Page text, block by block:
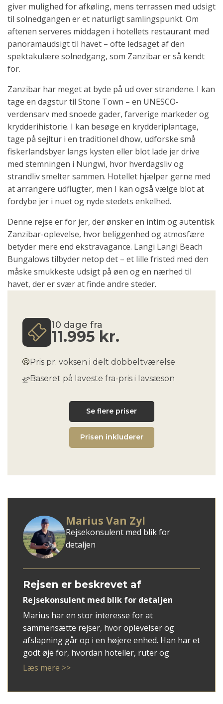
giver mulighed for afkøling, mens terrassen med udsigt
til solnedgangen er et naturligt samlingspunkt. Om
aftenen serveres middagen i hotellets restaurant med
panoramaudsigt til havet – ofte ledsaget af den
spektakulære solnedgang, som Zanzibar er så kendt
for.
Zanzibar har meget at byde på ud over strandene. I kan
tage en dagstur til Stone Town – en UNESCO-
verdensarv med snoede gader, farverige markeder og
krydderihistorie. I kan besøge en krydderiplantage,
tage på sejltur i en traditionel dhow, udforske små
fiskerlandsbyer langs kysten eller blot lade jer drive
med stemningen i Nungwi, hvor hverdagsliv og
strandliv smelter sammen. Hotellet hjælper gerne med
at arrangere udflugter, men I kan også vælge blot at
fordybe jer i nuet og nyde stedets enkelhed.
Denne rejse er for jer, der ønsker en intim og autentisk
Zanzibar-oplevelse, hvor beliggenhed og atmosfære
betyder mere end ekstravagance. Langi Langi Beach
Bungalows tilbyder netop det – et lille fristed med den
måske smukkeste udsigt på øen og en nærhed til
havet, der er svær at finde andre steder.
10 dage fra
11.995 kr.
Pris pr. voksen i delt dobbeltværelse
Baseret på laveste fra-pris i lavsæson
Se flere priser
Prisen inkluderer
Rejsen er beskrevet af
Rejsekonsulent med blik for detaljen
Marius har en stor interesse for at
sammensætte rejser, hvor oplevelser og
afslapning går op i en højere enhed. Han har et
godt øje for, hvordan hoteller, ruter og
rejsemål spiller bedst sammen, og han
Hos Tembo Travel hjælper han med at skabe
Læs mere >>
Marius Van Zyl
Rejsekonsulent med blik for
detaljen